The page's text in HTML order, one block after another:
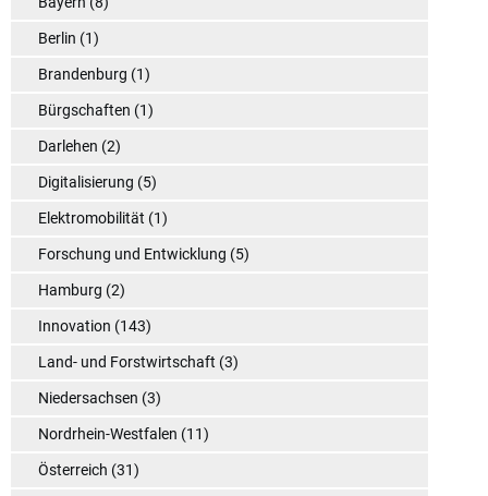
Berlin (1)
Brandenburg (1)
Bürgschaften (1)
Darlehen (2)
Digitalisierung (5)
Elektromobilität (1)
Forschung und Entwicklung (5)
Hamburg (2)
Innovation (143)
Land- und Forstwirtschaft (3)
Niedersachsen (3)
Nordrhein-Westfalen (11)
Österreich (31)